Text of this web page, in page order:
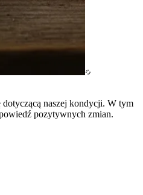
naszej kondycji. W tym
pozytywnych zmian.